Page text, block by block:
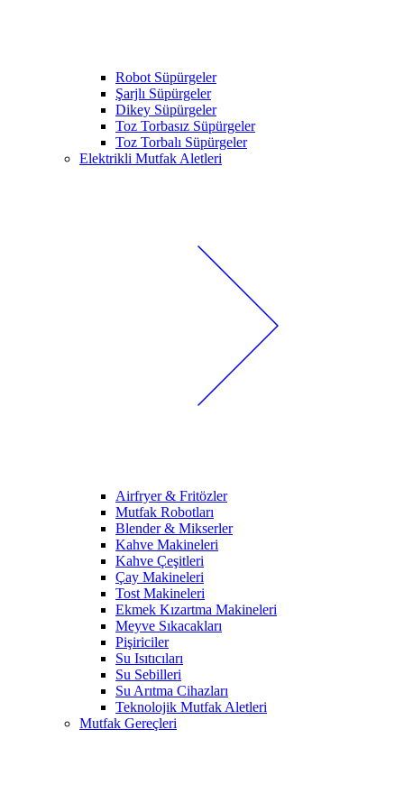
Robot Süpürgeler
Şarjlı Süpürgeler
Dikey Süpürgeler
Toz Torbasız Süpürgeler
Toz Torbalı Süpürgeler
Elektrikli Mutfak Aletleri
Airfryer & Fritözler
Mutfak Robotları
Blender & Mikserler
Kahve Makineleri
Kahve Çeşitleri
Çay Makineleri
Tost Makineleri
Ekmek Kızartma Makineleri
Meyve Sıkacakları
Pişiriciler
Su Isıtıcıları
Su Sebilleri
Su Arıtma Cihazları
Teknolojik Mutfak Aletleri
Mutfak Gereçleri